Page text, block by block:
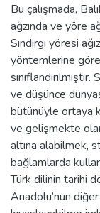
Bu çalışmada,
ağzında ve yöre
Sındırgı yöresi
yöntemlerine
ve düşünce
bütünüyle ortaya
ve gelişmekte olan
altına alabilmek,
bağlamlarda
Türk dilinin tarihi
Anadolu’nun